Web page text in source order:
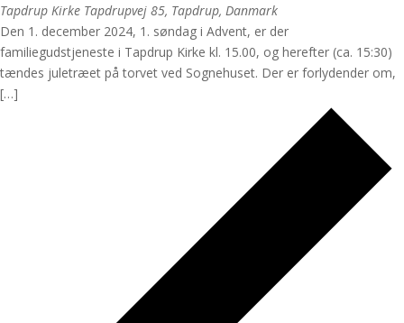
Tapdrup Kirke Tapdrupvej 85, Tapdrup, Danmark
Den 1. december 2024, 1. søndag i Advent, er der
familiegudstjeneste i Tapdrup Kirke kl. 15.00, og herefter (ca. 15:30)
tændes juletræet på torvet ved Sognehuset. Der er forlydender om,
[…]